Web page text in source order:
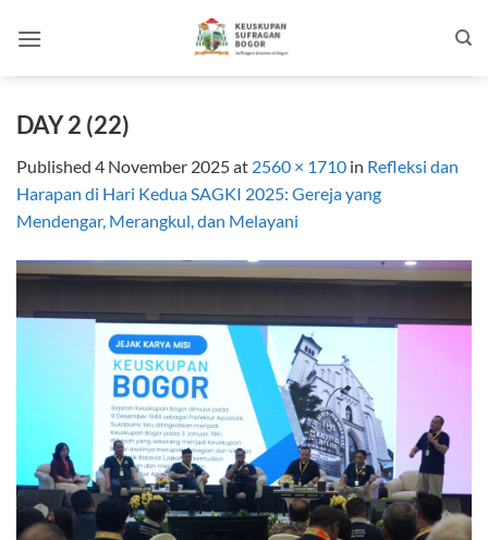
DAY 2 (22)
Published 4 November 2025at 2560 × 1710 in Refleksi dan
Harapan di Hari Kedua SAGKI 2025: Gereja yang
Mendengar, Merangkul, dan Melayani